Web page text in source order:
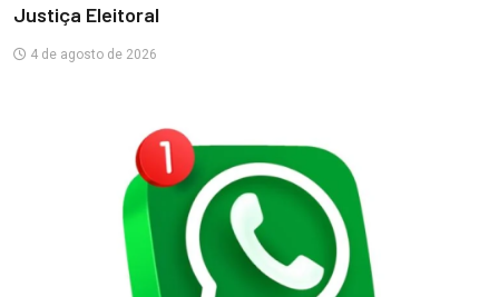
Justiça Eleitoral
4 de agosto de 2026